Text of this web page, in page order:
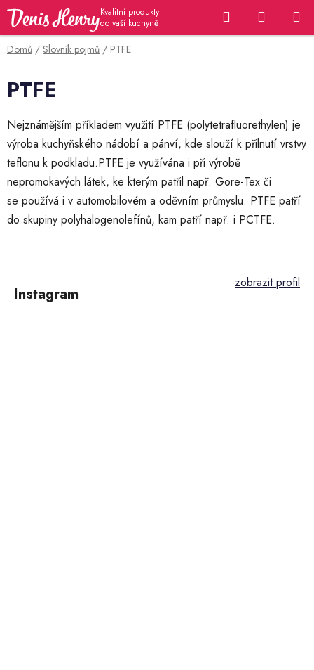
Přejít
obsah
Hledat
KOŠÍK
Domů / Slovník pojmů / PTFE
PTFE
Nejznámějším příkladem využití PTFE (polytetrafluorethylen) je
výroba kuchyňského nádobí a pánví, kde slouží k přilnutí vrstvy
teflonu k podkladu.PTFE je využívána i při výrobě
nepromokavých látek, ke kterým patřil např. Gore-Tex či
se používá i v automobilovém a oděvním průmyslu. PTFE patří
do skupiny polyhalogenolefínů, kam patří např. i PCTFE.
Instagram